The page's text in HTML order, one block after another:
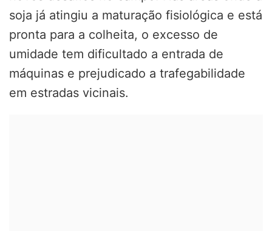
soja já atingiu a maturação fisiológica e está
pronta para a colheita, o excesso de
umidade tem dificultado a entrada de
máquinas e prejudicado a trafegabilidade
em estradas vicinais.